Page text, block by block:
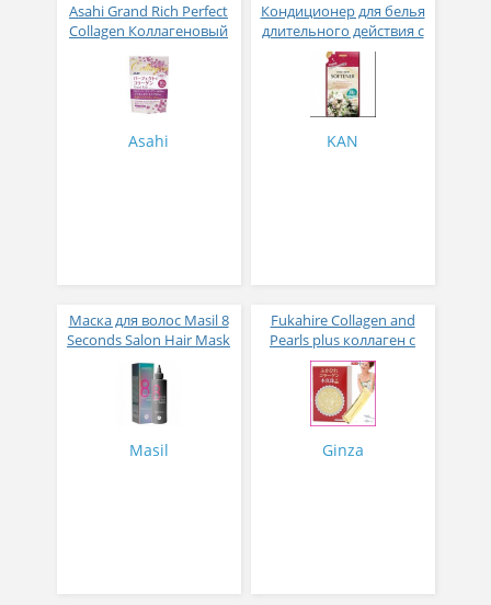
Asahi Grand Rich Perfect
Collagen Коллагеновый
плацентой и
изофлавонами сои 228
гр
Asahi
Кондиционер для белья
длительного действия с
аромакапсулами с
экзотическим ароматом
500 мл
KAN
Маска для волос Masil 8
Seconds Salon Hair Mask
200 мл
Masil
Fukahire Collagen and
Pearls plus коллаген с
жемчужным порошком
№ 30
Ginza